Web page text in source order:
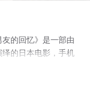
的回忆》是一部由
的日本电影，手机
上天堂电影网，更